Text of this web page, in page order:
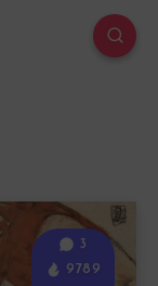
3
9789